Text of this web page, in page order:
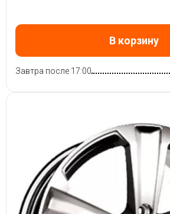
В корзину
Завтра после 17:00